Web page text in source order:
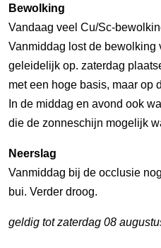
Bewolking
Vandaag veel Cu/Sc-
Vanmiddag lost de bewolking
geleidelijk op. zaterdag
met een hoge basis, maar op
In de middag en avond ook
die de zonneschijn mogelijk
Neerslag
Vanmiddag bij de occlusie
bui. Verder droog.
geldig tot zaterdag 08